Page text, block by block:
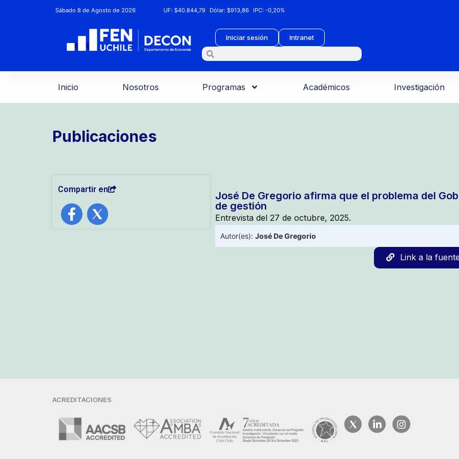
Sábado 8 de Agosto de 2026 UF:$40.844,79 Dólar:$913,86 IPC:-0,20%
Iniciar sesión Intranet
Inicio Nosotros Programas Académicos Investigación
Publicaciones
Compartir en
José De Gregorio afirma que el problema del
de gestión
Entrevista del 27 de octubre, 2025.
Autor(es): José De Gregorio
Link a la
ACREDITACIONES